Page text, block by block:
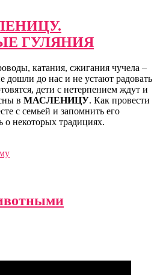
ГУЛЯНИЯ
катания, сжигания чучела –
дошли до нас и не устают радовать
дети с нетерпением ждут и
в МАСЛЕНИЦУ. Как провести
с семьей и запомнить его
о некоторых традициях.